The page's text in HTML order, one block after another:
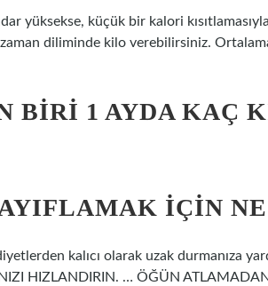
yüksekse, küçük bir kalori
diliminde kilo verebilirsiniz.
BIRI 1 AYDA KAÇ
IÇIN
kalıcı olarak uzak durmanıza
HIZLANDIRIN. … ÖĞÜN